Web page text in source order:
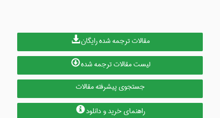
مقالات ترجمه شده رایگان
لیست مقالات ترجمه شده
جستجوی پیشرفته مقالات
راهنمای خرید و دانلود